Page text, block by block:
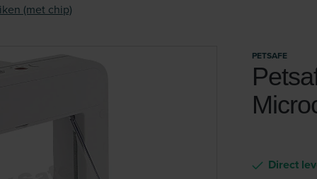
(met chip)
PETSAFE
Direct